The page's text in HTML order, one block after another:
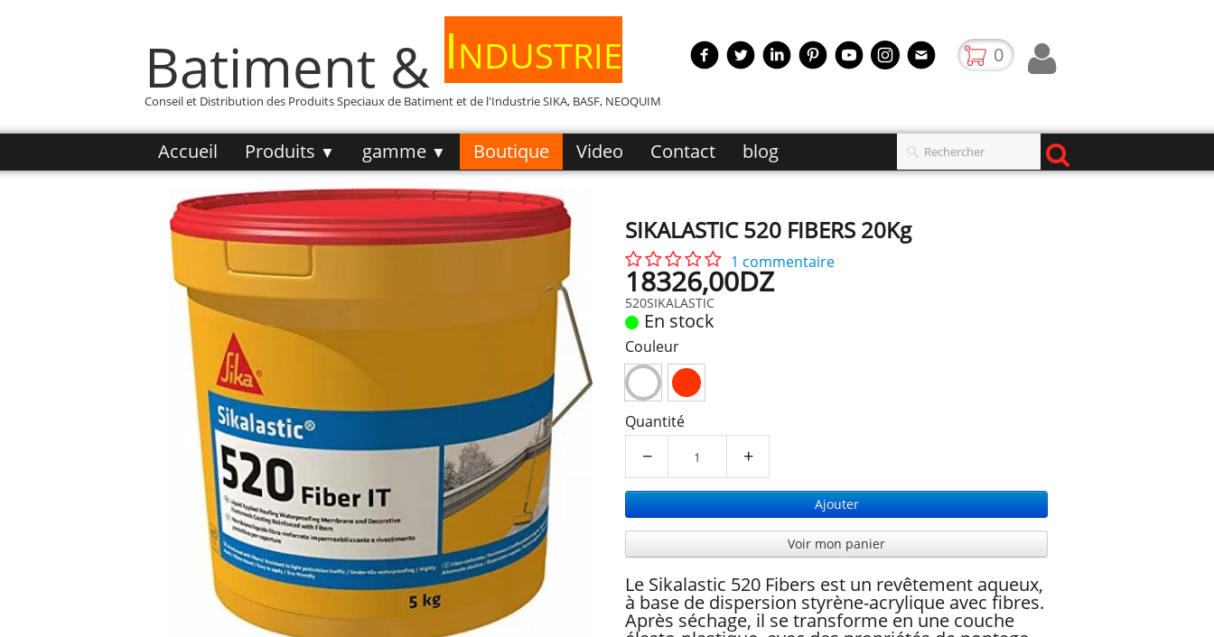
Batiment & Industrie
Conseil et Distribution des Produits Speciaux de Batiment et de l'Industrie SIKA, BASF, NEOQUIM
0
Accueil Produits ▼ gamme ▼ Boutique Video Contact blog
SIKALASTIC 520 FIBERS 20Kg
1 commentaire
18326,00DZ
520SIKALASTIC
En stock
Couleur
Quantité
− +
Ajouter
Voir mon panier
Le Sikalastic 520 Fibers est un revêtement aqueux,
à base de dispersion styrène-acrylique avec fibres.
Après séchage, il se transforme en une couche